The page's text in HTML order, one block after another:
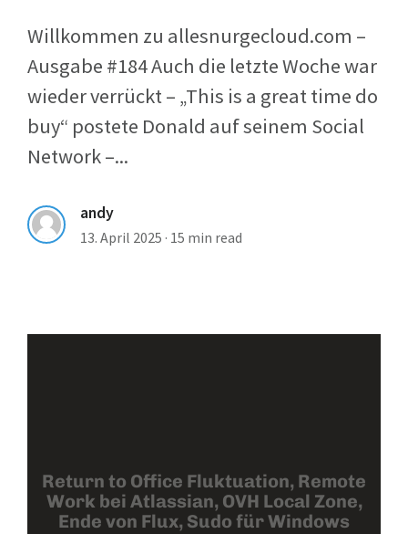
Willkommen zu allesnurgecloud.com –
Ausgabe #184 Auch die letzte Woche war
wieder verrückt – „This is a great time do
buy“ postete Donald auf seinem Social
Network –...
andy
13. April 2025 · 15 min read
Return to Office Fluktuation, Remote
Work bei Atlassian, OVH Local Zone,
Ende von Flux, Sudo für Windows